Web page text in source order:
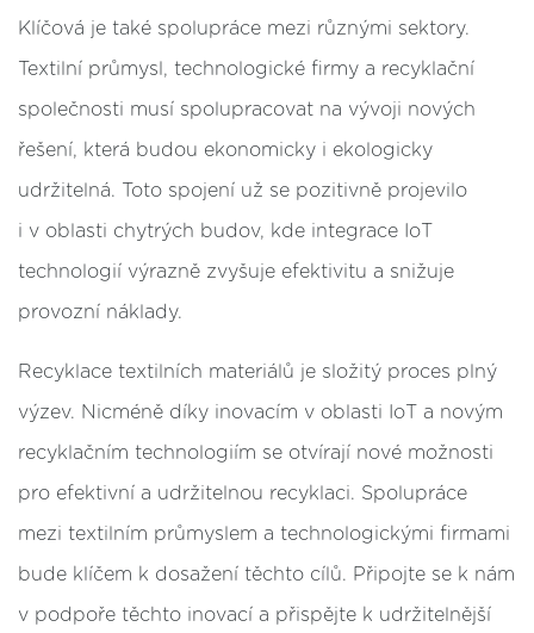
Klíčová je také spolupráce mezi různými sektory.
Textilní průmysl, technologické firmy a recyklační
společnosti musí spolupracovat na vývoji nových
řešení, která budou ekonomicky i ekologicky
udržitelná. Toto spojení už se pozitivně projevilo
i v oblasti chytrých budov, kde integrace IoT
technologií výrazně zvyšuje efektivitu a snižuje
provozní náklady.
Recyklace textilních materiálů je složitý proces plný
výzev. Nicméně díky inovacím v oblasti IoT a novým
recyklačním technologiím se otvírají nové možnosti
pro efektivní a udržitelnou recyklaci. Spolupráce
mezi textilním průmyslem a technologickými firmami
bude klíčem k dosažení těchto cílů. Připojte se k nám
v podpoře těchto inovací a přispějte k udržitelnější